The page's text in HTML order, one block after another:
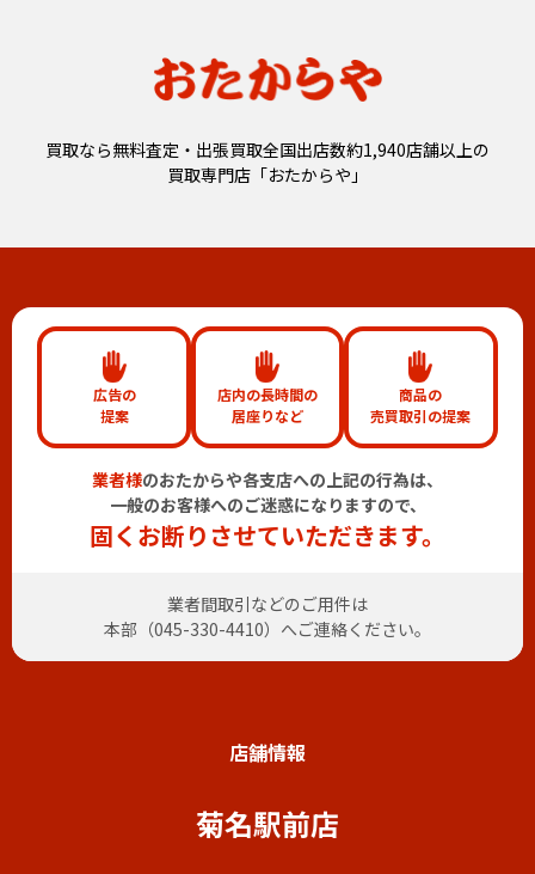
買取なら無料査定・出張買取全国出店数約1,940店舗以上の
買取専門店「おたからや」
広告の
提案
店内の長時間の
居座りなど
商品の
売買取引の提案
業者様のおたからや各支店への上記の行為は、
一般のお客様へのご迷惑になりますので、
固くお断りさせていただきます。
業者間取引などのご用件は
本部（045-330-4410）へご連絡ください。
店舗情報
菊名駅前店